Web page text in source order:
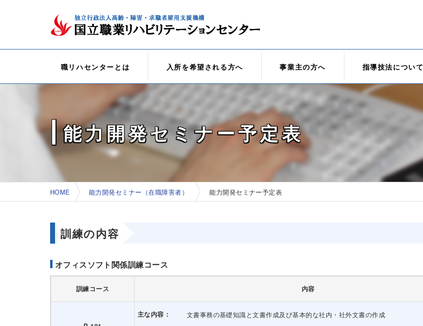
す
職リハセンターとは 入所を希望される方へ 事業主の方へ 指導技法について
能力開発セミナー予定表
現在位置：
HOME 能力開発セミナー（在職障害者） 能力開発セミナー予定表
訓練の内容
オフィスソフト関係訓練コース
訓練コース 内容
主な内容： 文書事務の基礎知識と文書作成及び基本的な社内・社外文書の作成